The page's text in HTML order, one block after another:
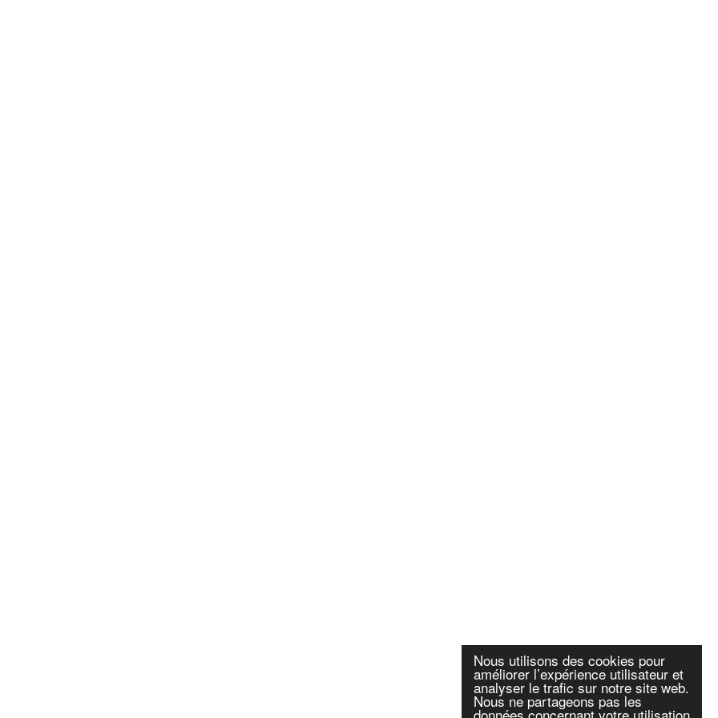
Nous utilisons des cookies pour
améliorer l’expérience utilisateur et
analyser le trafic sur notre site web.
Nous ne partageons pas les